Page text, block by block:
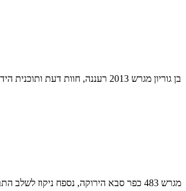
בן גוריון מגרש 2013 רעננה, חוות דעת ותוכנית הידרולוגית לניהול מי נגר
מגרש 483 כפר סבא הירוקה, נספח ניקוז לשלב התב"ע